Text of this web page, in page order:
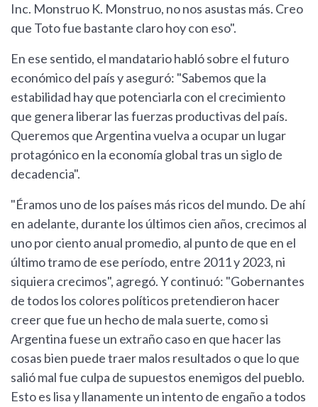
Inc. Monstruo K. Monstruo, no nos asustas más. Creo
que Toto fue bastante claro hoy con eso".
En ese sentido, el mandatario habló sobre el futuro
económico del país y aseguró: "Sabemos que la
estabilidad hay que potenciarla con el crecimiento
que genera liberar las fuerzas productivas del país.
Queremos que Argentina vuelva a ocupar un lugar
protagónico en la economía global tras un siglo de
decadencia".
"Éramos uno de los países más ricos del mundo. De ahí
en adelante, durante los últimos cien años, crecimos al
uno por ciento anual promedio, al punto de que en el
último tramo de ese período, entre 2011 y 2023, ni
siquiera crecimos", agregó. Y continuó: "Gobernantes
de todos los colores políticos pretendieron hacer
creer que fue un hecho de mala suerte, como si
Argentina fuese un extraño caso en que hacer las
cosas bien puede traer malos resultados o que lo que
salió mal fue culpa de supuestos enemigos del pueblo.
Esto es lisa y llanamente un intento de engaño a todos